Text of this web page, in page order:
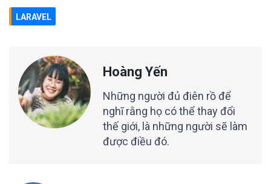
LARAVEL
Hoàng Yến
Những người đủ điên rồ để
nghĩ rằng họ có thể thay đổi
thế giới, là những người sẽ làm
được điều đó.